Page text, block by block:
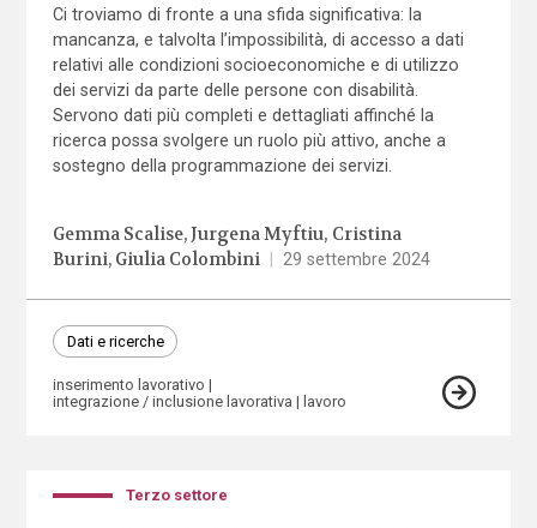
Ci troviamo di fronte a una sfida significativa: la
mancanza, e talvolta l’impossibilità, di accesso a dati
relativi alle condizioni socioeconomiche e di utilizzo
dei servizi da parte delle persone con disabilità.
Servono dati più completi e dettagliati affinché la
ricerca possa svolgere un ruolo più attivo, anche a
sostegno della programmazione dei servizi.
Gemma Scalise Jurgena Myftiu Cristina
Burini Giulia Colombini 29 settembre 2024
Dati e ricerche
inserimento lavorativo
integrazione / inclusione lavorativa
lavoro
Terzo settore